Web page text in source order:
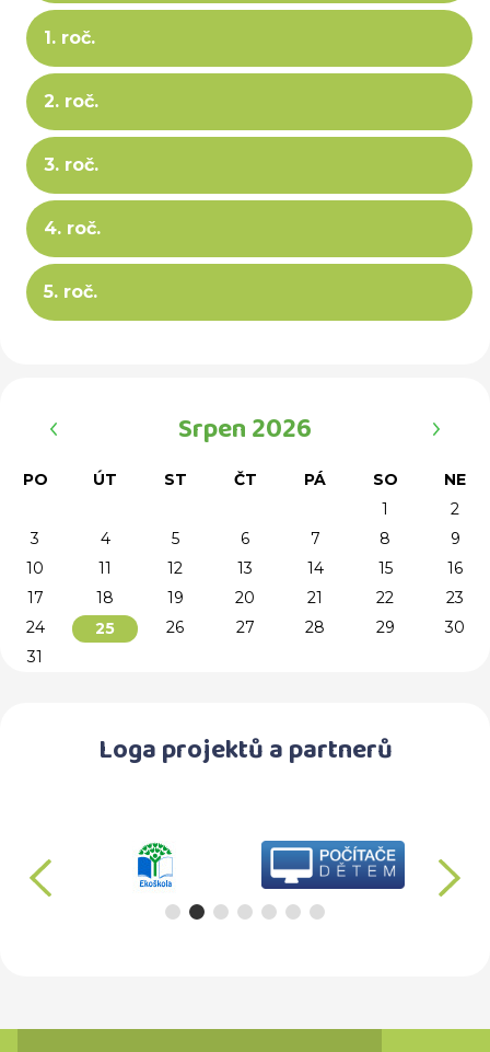
1. roč.
2. roč.
3. roč.
4. roč.
5. roč.
Srpen 2026
PO ÚT ST ČT PÁ SO
NE
1
2
3
4 5 6 7 8
9
10
11 12 13 14 15
16
17
18 19 20 21 22
23
24
25 26 27 28 29
30
31
Loga projektů a partnerů
předchozí